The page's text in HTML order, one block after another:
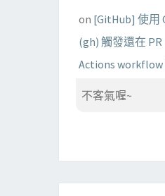
on [GitHub] 使用
(gh) 觸發還在
Actions workflow
不客氣喔~